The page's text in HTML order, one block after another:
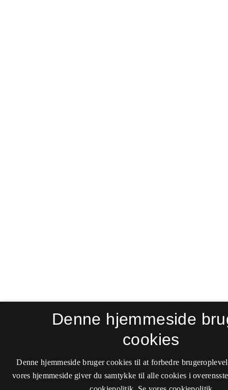
Denne hjemmeside
cookies
Denne hjemmeside bruger cookies til at forbedre
vores hjemmeside giver du samtykke til alle cookies i